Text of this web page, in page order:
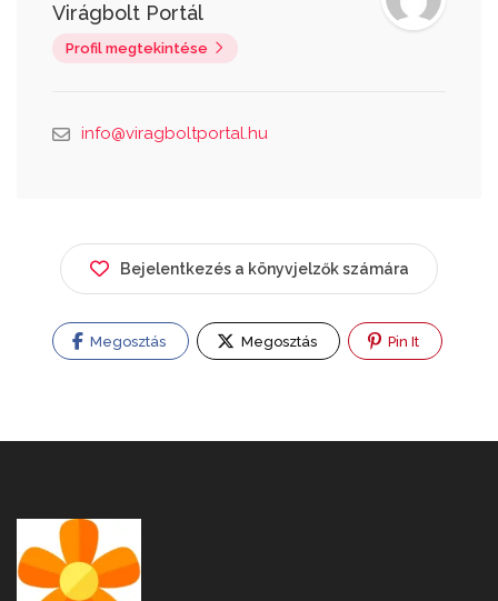
Virágbolt Portál
Profil megtekintése
info@viragboltportal.hu
Bejelentkezés a könyvjelzők számára
Megosztás Megosztás Pin It